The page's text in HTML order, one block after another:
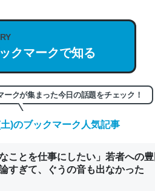
仕組みと限界についての考察（１） -
良記事。32768トークンだと英語小説
」は回収されないけど、短期記憶とい
強くなりそう
クマークで知る
ークが集まった今日の話題をチェック！
)のブックマーク人気記事
なことを仕事にしたい」若者への
すぎて、ぐうの音も出なかった